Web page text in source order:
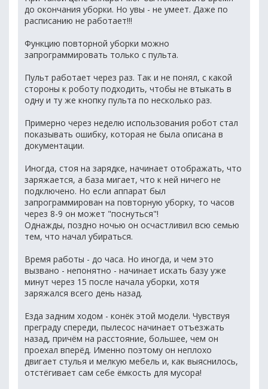
до окончания уборки. Но увы - не умеет. Даже по
расписанию не работает!!!
Функцию повторной уборки можно
запрограммировать только с пульта.
Пульт работает через раз. Так и не понял, с какой
стороны к роботу подходить, чтобы не втыкать в
одну и ту же кнопку пульта по несколько раз.
Примерно через неделю использования робот стал
показывать ошибку, которая не была описана в
документации.
Иногда, стоя на зарядке, начинает отображать, что
заряжается, а база мигает, что к ней ничего не
подключено. Но если аппарат был
запрограммирован на повторную уборку, то часов
через 8-9 он может "поснуться"!
Однажды, поздно ночью он осчастливил всю семью
тем, что начал убираться.
Время работы - до часа. Но иногда, и чем это
вызвано - непонятно - начинает искать базу уже
минут через 15 после начала уборки, хотя
заряжался всего день назад.
Езда задним ходом - конёк этой модели. Чувствуя
преграду спереди, пылесос начинает отъезжать
назад, причём на расстояние, большее, чем он
проехал вперёд. Именно поэтому он неплохо
двигает стулья и мелкую мебель и, как выяснилось,
отстёгивает сам себе ёмкость для мусора!